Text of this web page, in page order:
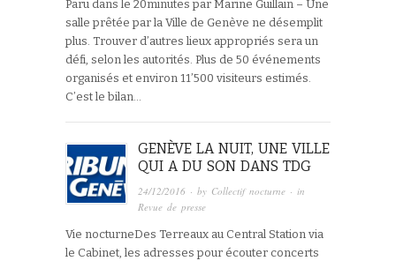
Paru dans le 20minutes par Marine Guillain – Une
salle prêtée par la Ville de Genève ne désemplit
plus. Trouver d’autres lieux appropriés sera un
défi, selon les autorités. Plus de 50 événements
organisés et environ 11’500 visiteurs estimés.
C’est le bilan…
GENÈVE LA NUIT, UNE VILLE
QUI A DU SON DANS TDG
24/12/2016 · by Collectif nocturne · in
Revue de presse
Vie nocturneDes Terreaux au Central Station via
le Cabinet, les adresses pour écouter concerts